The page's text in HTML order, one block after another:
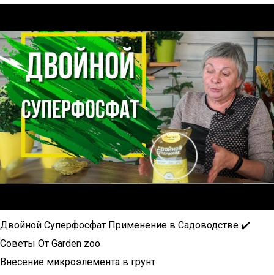
Двойной Суперфосфат Применение в Садоводстве ✔️
Советы От Garden zoo
Внесение микроэлемента в грунт